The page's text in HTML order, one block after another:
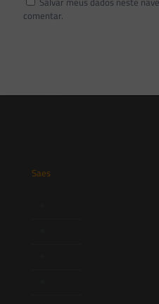
comentar.
Saes